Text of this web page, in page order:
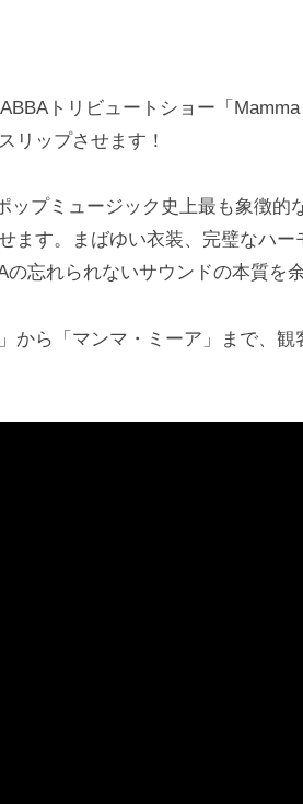
トリビュートショー「
リップさせます！
ップミュージック史上最も象徴的
ます。まばゆい衣装、完璧なハ
忘れられないサウンドの本質を
から「マンマ・ミーア」まで、